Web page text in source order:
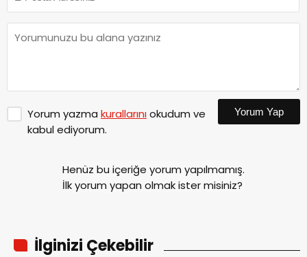
Yorum yazma kurallarınıokudum ve
kabul ediyorum.
Yorum Yap
Henüz bu içeriğe yorum yapılmamış.
İlk yorum yapan olmak ister misiniz?
İlginizi Çekebilir